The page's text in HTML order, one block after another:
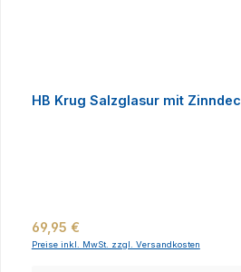
HB Krug Salzglasur mit
Regulärer Preis:
69,95 €
Preise inkl. MwSt. zzgl. Versandkosten